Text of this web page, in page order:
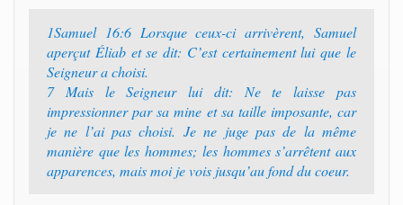
1Samuel 16:6 Lorsque ceux-ci arrivèrent, Samuel
aperçut Éliab et se dit: C’est certainement lui que le
Seigneur a choisi.
7 Mais le Seigneur lui dit: Ne te laisse pas
impressionner par sa mine et sa taille imposante, car
je ne l’ai pas choisi. Je ne juge pas de la même
manière que les hommes; les hommes s’arrêtent aux
apparences, mais moi je vois jusqu’au fond du coeur.